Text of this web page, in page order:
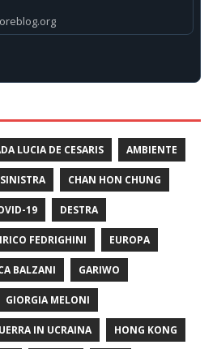
LUCIA DE CESARIS AMBIENTE
CHAN HON CHUNG
19 DESTRA
FEDRIGHINI EUROPA
BALZANI GARIWO
GIORGIA MELONI
IN UCRAINA HONG KONG